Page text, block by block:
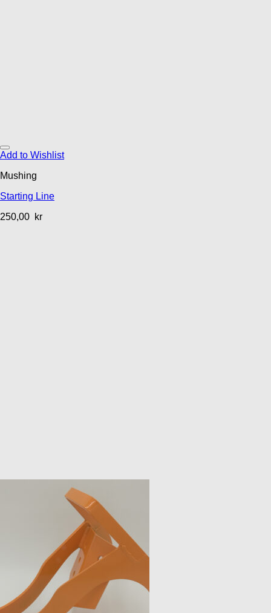
Add to Wishlist
Mushing
Starting Line
250,00 kr